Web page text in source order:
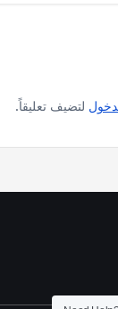
لتضيف تعليقاً.